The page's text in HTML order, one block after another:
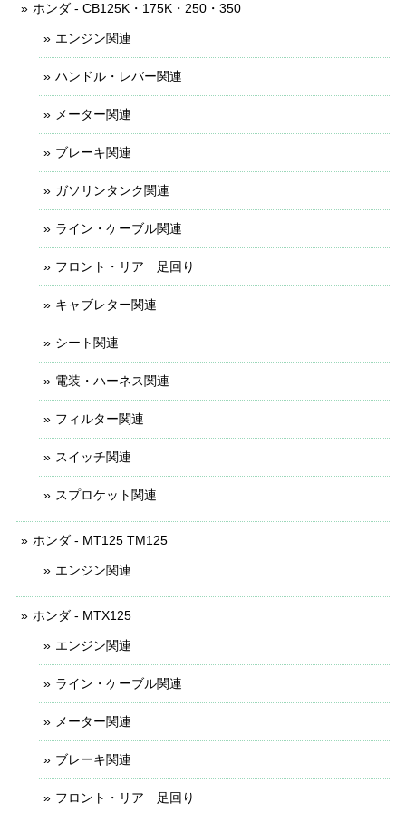
ホンダ - CB125K・175K・250・350
エンジン関連
ハンドル・レバー関連
メーター関連
ブレーキ関連
ガソリンタンク関連
ライン・ケーブル関連
フロント・リア 足回り
キャブレター関連
シート関連
電装・ハーネス関連
フィルター関連
スイッチ関連
スプロケット関連
ホンダ - MT125 TM125
エンジン関連
ホンダ - MTX125
エンジン関連
ライン・ケーブル関連
メーター関連
ブレーキ関連
フロント・リア 足回り